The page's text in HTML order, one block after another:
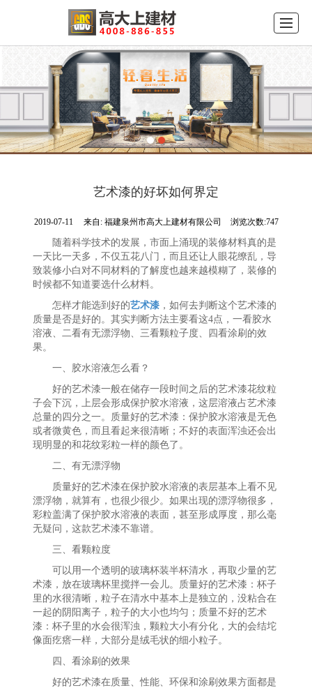
公司介绍 产品展示 工程案例 留言反馈
艺术漆的好坏如何界定
2019-07-11 来自: 福建泉州市高大上建材有限公司 浏览次数:747
随着科学技术的发展，市面上涌现的装修材料真的是
一天比一天多，不仅五花八门，而且还让人眼花缭乱，导
致装修小白对不同材料的了解度也越来越模糊了，装修的
时候都不知道要选什么材料。
怎样才能选到好的艺术漆 ，如何去判断这个艺术漆的
质量是否是好的。其实判断方法主要看这4点，一看胶水
溶液、二看有无漂浮物、三看颗粒子度、四看涂刷的效
果。
一、胶水溶液怎么看？
好的艺术漆一般在储存一段时间之后的艺术漆花纹粒
子会下沉，上层会形成保护胶水溶液，这层溶液占艺术漆
总量的四分之一。质量好的艺术漆：保护胶水溶液是无色
或者微黄色，而且看起来很清晰；不好的表面浑浊还会出
现明显的和花纹彩粒一样的颜色了。
二、有无漂浮物
质量好的艺术漆在保护胶水溶液的表层基本上看不见
漂浮物，就算有，也很少很少。如果出现的漂浮物很多，
彩粒盖满了保护胶水溶液的表面，甚至形成厚度，那么毫
无疑问，这款艺术漆不靠谱。
三、看颗粒度
可以用一个透明的玻璃杯装半杯清水，再取少量的艺
术漆，放在玻璃杯里搅拌一会儿。质量好的艺术漆：杯子
里的水很清晰，粒子在清水中基本上是独立的，没粘合在
一起的阴阳离子，粒子的大小也均匀；质量不好的艺术
漆：杯子里的水会很浑浊，颗粒大小有分化，大的会结坨
像面疙瘩一样，大部分是绒毛状的细小粒子。
四、看涂刷的效果
好的艺术漆在质量、性能、环保和涂刷效果方面都是